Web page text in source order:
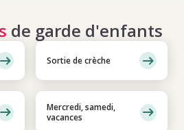
de garde d'enfants
Sortie de crèche
Mercredi, samedi,
vacances